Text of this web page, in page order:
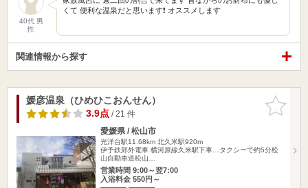
40代 男
性
くて 便利な温泉だと思います❗ オススメします
関連情報から探す
お気に入
りに追加
媛彦温泉（ひめひこおんせん）
3.9点/ 21 件
愛媛県 / 松山市
光洋台駅11.68km 北久米駅920m
伊予鉄郊外電車 横河原線久米駅下車…タクシーで約5分松
山自動車道松山…
営業時間 9:00～翌7:00
入浴料金 550円～